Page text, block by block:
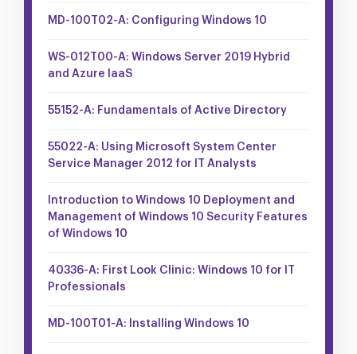
MD-100T02-A: Configuring Windows 10
WS-012T00-A: Windows Server 2019 Hybrid
and Azure IaaS
55152-A: Fundamentals of Active Directory
55022-A: Using Microsoft System Center
Service Manager 2012 for IT Analysts
Introduction to Windows 10 Deployment and
Management of Windows 10 Security Features
of Windows 10
40336-A: First Look Clinic: Windows 10 for IT
Professionals
MD-100T01-A: Installing Windows 10